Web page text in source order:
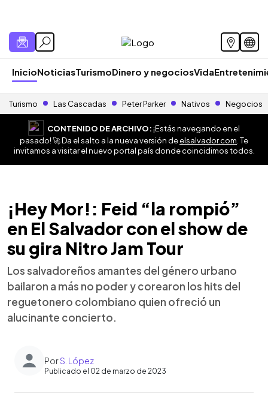
InicioNoticiasTurismoDinero y negociosVida
Turismo Las Cascadas Peter Parker Nativos Negocios
CONTENIDO DE ARCHIVO:¡Estás navegando en el
pasado! 🚀 Da el salto a la nueva versión deelsalvador.com . Te
invitamos a visitar el nuevo portal país donde coincidimos todos.
¡Hey Mor!: Feid “la rompió”
en El Salvador con el show de
su gira Nitro Jam Tour
Los salvadoreños amantes del género urbano
bailaron a más no poder y corearon los hits del
reguetonero colombiano quien ofreció un
alucinante concierto.
PorS. López
Publicado el 02 de marzo de 2023